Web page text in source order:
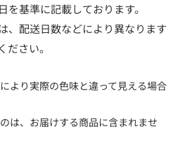
基準に記載しております。
、配送日数などにより異なります
ださい。
より実際の色味と違って見える場合
は、お届けする商品に含まれませ